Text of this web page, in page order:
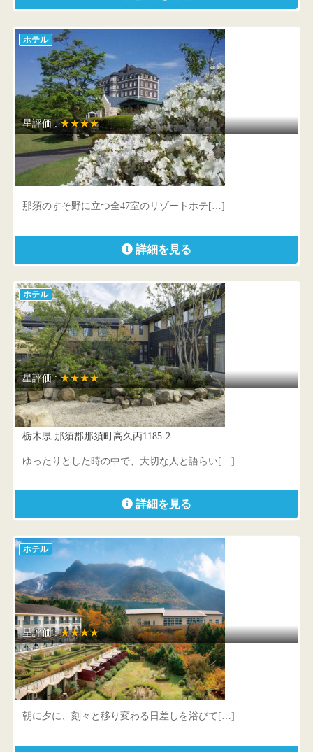
ホテル
星評価 :★★★★
ウェルネスの森 那須
栃木県 那須郡那須町高久甲6437
那須のすそ野に立つ全47室のリゾートホテ[…]
詳細を見る
ホテル
星評価 :★★★★
ホテル四季の館那須
栃木県 那須郡那須町高久丙1185-2
ゆったりとした時の中で、大切な人と語らい[…]
詳細を見る
ホテル
星評価 :★★★★
ホテルグリーンプラザ箱根
神奈川県 足柄下郡箱根町仙石原1244-2
朝に夕に、刻々と移り変わる日差しを浴びて[…]